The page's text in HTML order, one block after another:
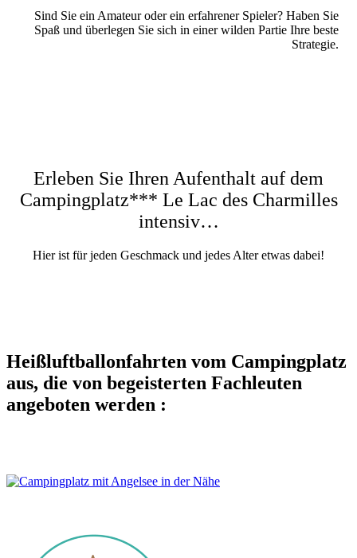
Sind Sie ein Amateur oder ein erfahrener Spieler? Haben Sie
Spaß und überlegen Sie sich in einer wilden Partie Ihre beste
Strategie.
Erleben Sie Ihren Aufenthalt auf dem
Campingplatz*** Le Lac des Charmilles
intensiv…
Hier ist für jeden Geschmack und jedes Alter etwas dabei!
Heißluftballonfahrten vom Campingplatz
aus, die von begeisterten Fachleuten
angeboten werden :